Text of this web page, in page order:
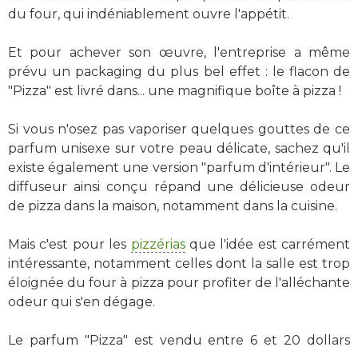
du four, qui indéniablement ouvre l'appétit.
Et pour achever son œuvre, l'entreprise a même
prévu un packaging du plus bel effet : le flacon de
"Pizza" est livré dans... une magnifique boîte à pizza !
Si vous n'osez pas vaporiser quelques gouttes de ce
parfum unisexe sur votre peau délicate, sachez qu'il
existe également une version "parfum d'intérieur". Le
diffuseur ainsi conçu répand une délicieuse odeur
de pizza dans la maison, notamment dans la cuisine.
Mais c'est pour les pizzériasque l'idée est carrément
intéressante, notamment celles dont la salle est trop
éloignée du four à pizza pour profiter de l'alléchante
odeur qui s'en dégage.
Le parfum "Pizza" est vendu entre 6 et 20 dollars